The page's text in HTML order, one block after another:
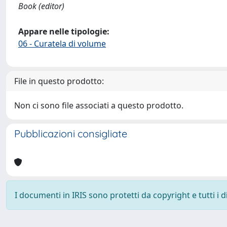
Book (editor)
Appare nelle tipologie:
06 - Curatela di volume
File in questo prodotto:
Non ci sono file associati a questo prodotto.
Pubblicazioni consigliate
I documenti in IRIS sono protetti da copyright e tutti i